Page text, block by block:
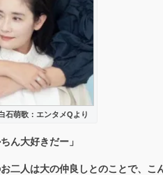
石萌歌：エンタメQより
ん大好きだー」
二人は大の仲良しとのことで、こ